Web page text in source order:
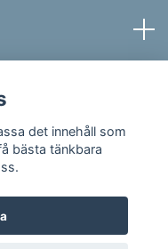
det innehåll som
bästa tänkbara